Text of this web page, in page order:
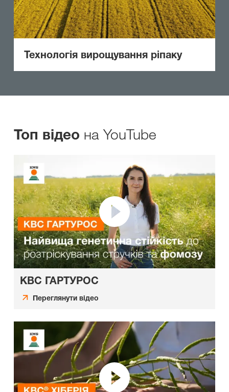
Технологія вирощування ріпаку
Топ відео на YouTube
КВС ГАРТУРОС
Переглянути відео